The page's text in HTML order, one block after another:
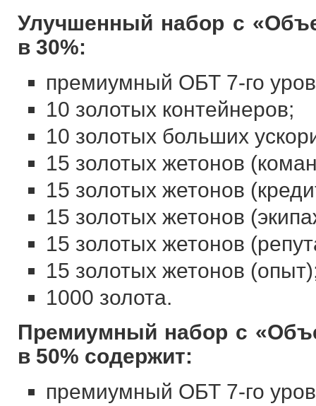
Улучшенный набор с
в 30%:
премиумный ОБТ 7-го
10 золотых контейнеров;
10 золотых больших
15 золотых жетонов
15 золотых жетонов
15 золотых жетонов
15 золотых жетонов
15 золотых жетонов
1000 золота.
Премиумный набор с
в 50% содержит:
премиумный ОБТ 7-го